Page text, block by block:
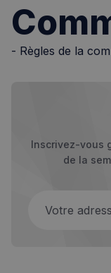
- Règles de la
Inscrivez-vous
de la